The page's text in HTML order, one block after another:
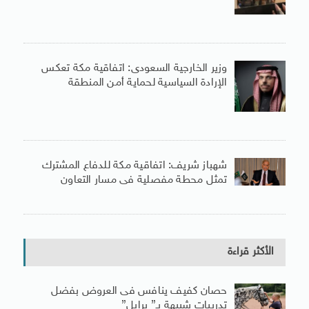
وزير الخارجية السعودى: اتفاقية مكة تعكس
الإرادة السياسية لحماية أمن المنطقة
شهباز شريف: اتفاقية مكة للدفاع المشترك
تمثل محطة مفصلية فى مسار التعاون
الأكثر قراءة
حصان كفيف ينافس فى العروض بفضل
تدريبات شبيهة بـ” برايل”